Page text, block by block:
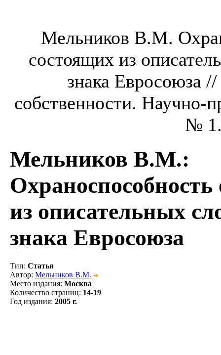
Мельников В.М.
состоящих из
знака Евросоюза
собственности. Научно-
№
Мельников В.М.:
из описательных
знака Евросоюза
Тип: Статья
Автор: Мельников В.М.
Место издания: Москва
Количество страниц: 14-19
Год издания: 2005 г.